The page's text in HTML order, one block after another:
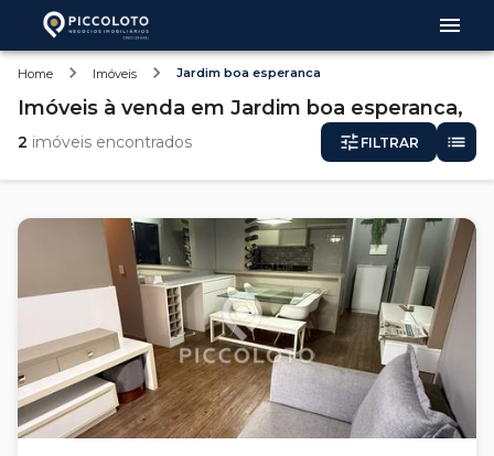
Home Imóveis Jardim boa esperanca
Imóveis à venda em Jardim boa esperanca,
2 imóveis encontrados FILTRAR